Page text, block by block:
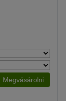
Megvásárolni